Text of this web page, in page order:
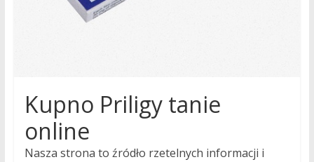
Kupno Priligy tanie
online
Nasza strona to źródło rzetelnych informacji i